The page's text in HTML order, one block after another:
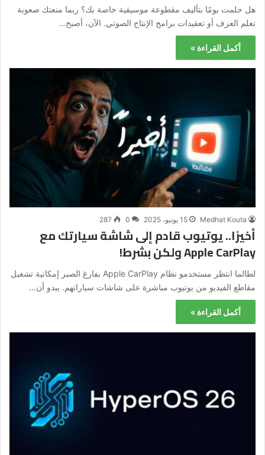
هل حلمت يومًا بتأليف مقطوعة موسيقية خاصة بك؟ ربما منعتك صعوبة
تعلم العزف أو تعقيدات برامج الإنتاج الصوتي. الآن، أصبح…
أكمل القراءة »
Medhat Kouta 15 يونيو، 2025 0
287
أخيرًا.. يوتيوب قادم إلى شاشة سيارتك مع
Apple CarPlay ولكن بشرط!
لطالما انتظر مستخدمو نظام Apple CarPlay بفارغ الصبر إمكانية تشغيل
مقاطع الفيديو من يوتيوب مباشرة على شاشات سياراتهم. يبدو أن…
أكمل القراءة »